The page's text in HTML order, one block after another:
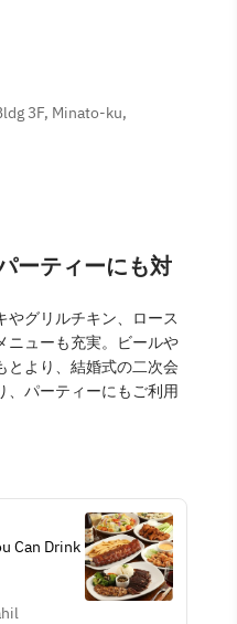
3F, Minato-ku,
ーティーにも対
やグリルチキン、ロース
ニューも充実。ビールや
とより、結婚式の二次会
、パーティーにもご利用
Can Drink